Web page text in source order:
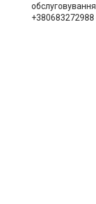
обслуговування